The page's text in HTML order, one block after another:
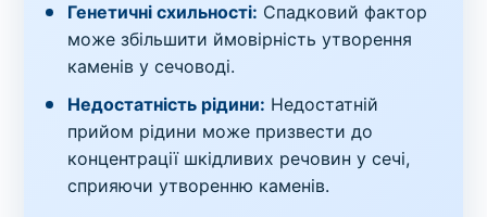
Генетичні схильності: Спадковий фактор
може збільшити ймовірність утворення
каменів у сечоводі.
Недостатність рідини: Недостатній
прийом рідини може призвести до
концентрації шкідливих речовин у сечі,
сприяючи утворенню каменів.